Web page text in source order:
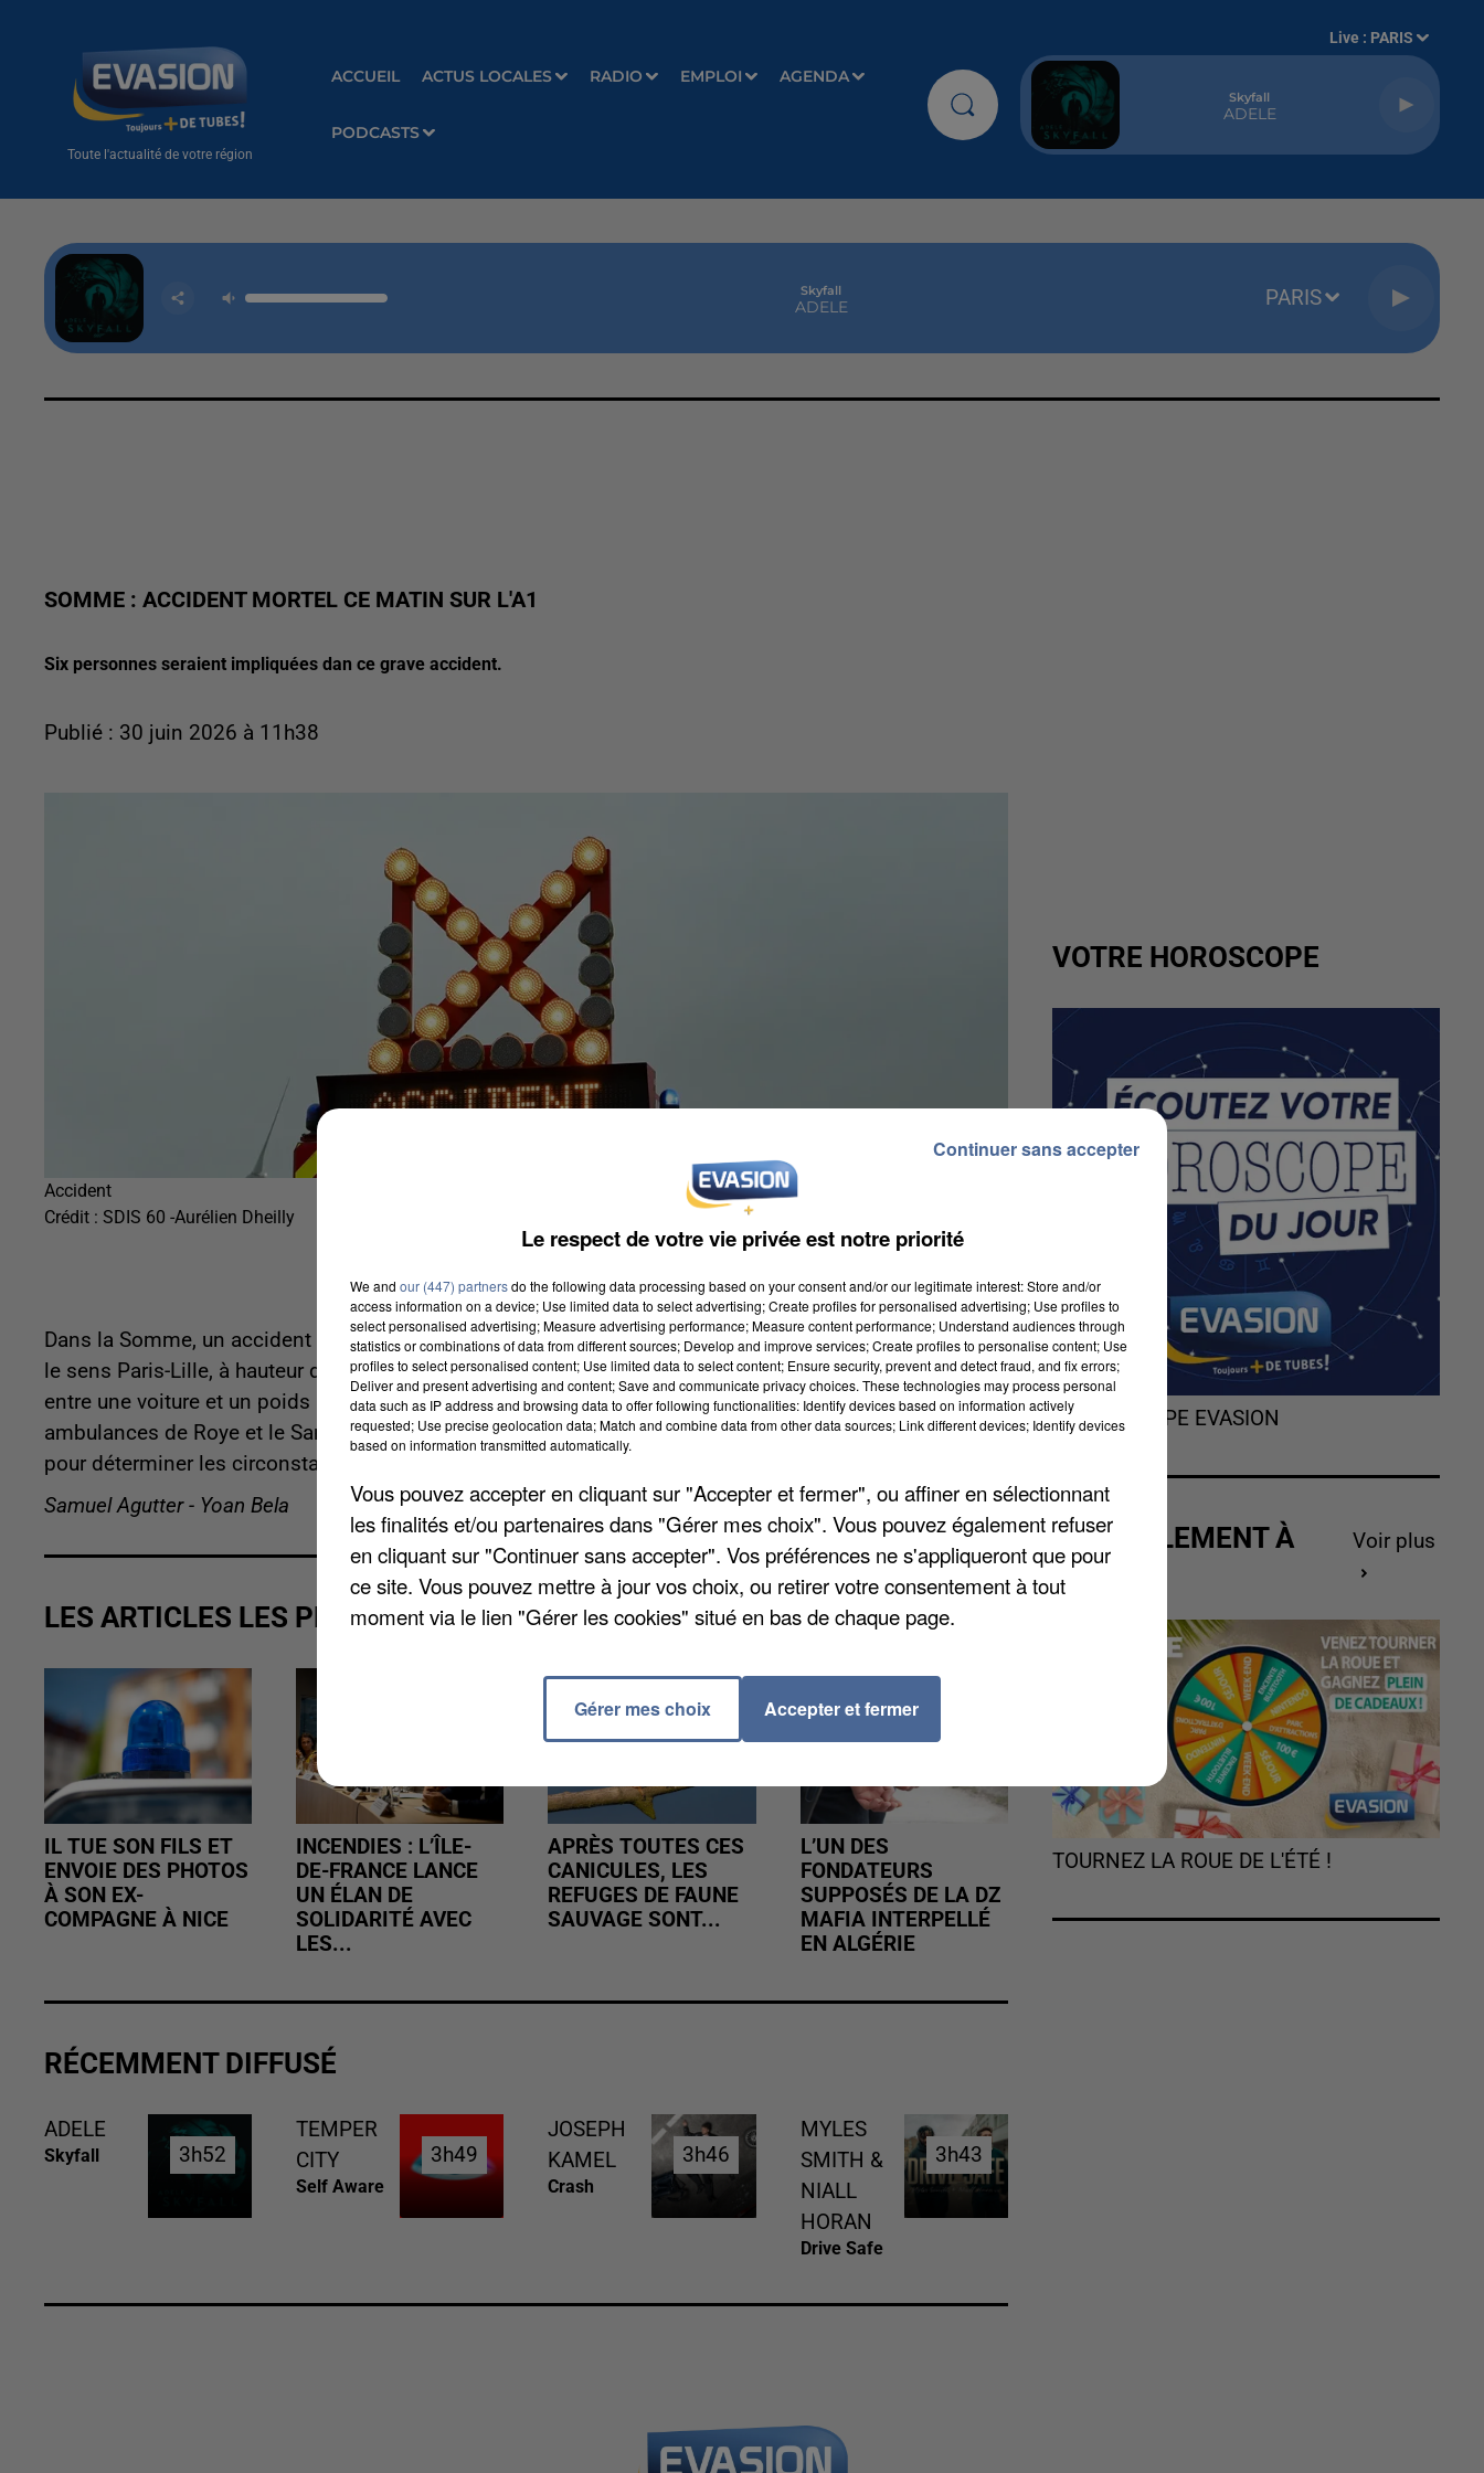
Toute l'actualité de votre région
ACCUEIL ACTUS LOCALES RADIO EMPLOI AGENDA
PODCASTS
Live : PARIS
Skyfall
ADELE
Skyfall
ADELE PARIS
SOMME : ACCIDENT MORTEL CE MATIN SUR L'A1
Six personnes seraient impliquées dan ce grave accident.
Publié : 30 juin 2026 à 11h38
Accident
Crédit : SDIS 60 -Aurélien Dheilly
Dans la Somme, un accident tragique et mortel s'est déroulé très tôt ce matin sur l’autoroute A1, dans
le sens Paris-Lille, à hauteur de Roye.Au total, 6 personnes seraient impliquées, suite à un accident
entre une voiture et un poids lourd. Une femme de 30 ans, passagère du véhicule, est décédée. Deux
ambulances de Roye et le Samu de Montdidier ont été mobilisés sur place. Une enquête est ouverte
pour déterminer les circonstances du drame.
Samuel Agutter - Yoan Bela
LES ARTICLES LES PLUS VUS
IL TUE SON FILS ET
ENVOIE DES PHOTOS
À SON EX-
COMPAGNE À NICE
INCENDIES : L’ÎLE-
DE-FRANCE LANCE
UN ÉLAN DE
SOLIDARITÉ AVEC
LES...
APRÈS TOUTES CES
CANICULES, LES
REFUGES DE FAUNE
SAUVAGE SONT...
L’UN DES
FONDATEURS
SUPPOSÉS DE LA DZ
MAFIA INTERPELLÉ
EN ALGÉRIE
RÉCEMMENT DIFFUSÉ
ADELE
Skyfall 3h52
3h52
TEMPER
CITY
Self Aware
3h49
3h49
JOSEPH
KAMEL
Crash
3h46
3h46
MYLES
SMITH &
NIALL
HORAN
Drive Safe
3h43
3h43
VOTRE HOROSCOPE
L'HOROSCOPE EVASION
ACTUELLEMENT À
GAGNER
Voir plus
TOURNEZ LA ROUE DE L'ÉTÉ !
Le respect de votre vie privée est notre priorité
We and our (447) partnersdo the following data processing based on your consent and/or our legitimate interest: Store and/or
access information on a device; Use limited data to select advertising; Create profiles for personalised advertising; Use profiles to
select personalised advertising; Measure advertising performance; Measure content performance; Understand audiences through
statistics or combinations of data from different sources; Develop and improve services; Create profiles to personalise content; Use
profiles to select personalised content; Use limited data to select content; Ensure security, prevent and detect fraud, and fix errors;
Deliver and present advertising and content; Save and communicate privacy choices. These technologies may process personal
data such as IP address and browsing data to offer following functionalities: Identify devices based on information actively
requested; Use precise geolocation data; Match and combine data from other data sources; Link different devices; Identify devices
based on information transmitted automatically.
Vous pouvez accepter en cliquant sur "Accepter et fermer", ou affiner en sélectionnant
les finalités et/ou partenaires dans "Gérer mes choix". Vous pouvez également refuser
en cliquant sur "Continuer sans accepter". Vos préférences ne s'appliqueront que pour
ce site. Vous pouvez mettre à jour vos choix, ou retirer votre consentement à tout
moment via le lien "Gérer les cookies" situé en bas de chaque page.
Gérer mes choix Accepter et fermer
Continuer sans accepter